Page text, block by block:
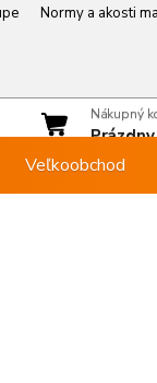
Normy a akosti
sa
Nákupný
Veľkoobchod